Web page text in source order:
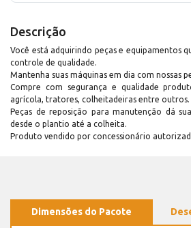
Descrição
Você está adquirindo peças e equipamentos
controle de qualidade.
Mantenha suas máquinas em dia com nossas
Compre com segurança e qualidade
agrícola, tratores, colheitadeiras entre outros.
Peças de reposição para manutenção dá
desde o plantio até a colheita.
Produto vendido por concessionário
Dimensões do Pacote